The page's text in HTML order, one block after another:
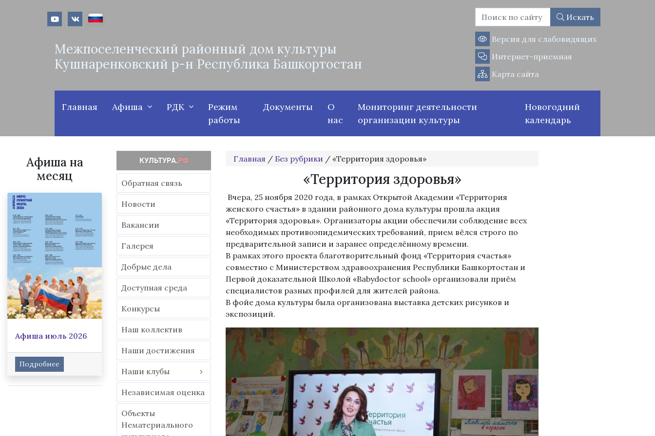
Искать
Межпоселенческий районный дом культуры
Кушнаренковский р-н Республика Башкортостан
Версия для слабовидящих
Интернет-приемная
Карта сайта
Главная Афиша РДК
Режим
работы
Документы
О
нас
Мониторинг деятельности
организации культуры
Новогодний
календарь
Афиша на
месяц
Афиша июль 2026
Подробнее
Обратная связь
Новости
Вакансии
Гaлерея
Добрые дела
Доступная среда
Конкурсы
Наш коллектив
Наши достижения
Наши клубы
Независимая оценка
Объекты
Нематериального
Главная / Без рубрики / «Территория здоровья»
«Территория здоровья»
Вчера, 25 ноября 2020 года, в рамках Открытой Академии «Территория
женского счастья» в здании районного дома культуры прошла акция
«Территория здоровья». Организаторы акции обеспечили соблюдение всех
необходимых противоэпидемических требований, прием вёлся строго по
предварительной записи и заранее определённому времени.
В рамках этого проекта благотворительный фонд «Территория счастья»
совместно с Министерством здравоохранения Республики Башкортостан и
Первой доказательной Школой «Babydoctor school» организовали приём
специалистов разных профилей для жителей района.
В фойе дома культуры была организована выставка детских рисунков и
экспозиций.